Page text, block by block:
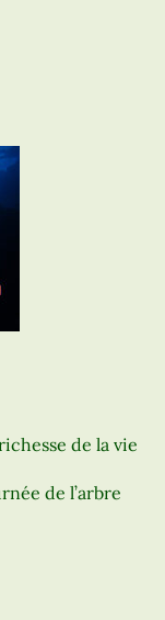
de la vie
de l’arbre